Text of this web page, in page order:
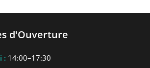
d'Ouverture
: 14:00–17:30